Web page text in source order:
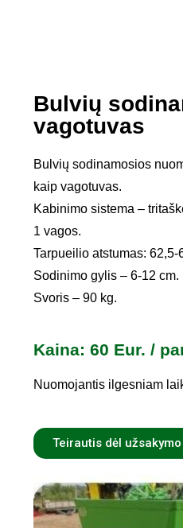
Bulvių
vagotuvas
Bulvių sodinamosios
kaip vagotuvas.
Kabinimo sistema –
1 vagos.
Tarpueilio atstumas: 62,5-
Sodinimo gylis – 6-12 cm.
Svoris – 90 kg.
Kaina: 60 Eur. /
Nuomojantis ilgesniam
Teirautis dėl užsakymo